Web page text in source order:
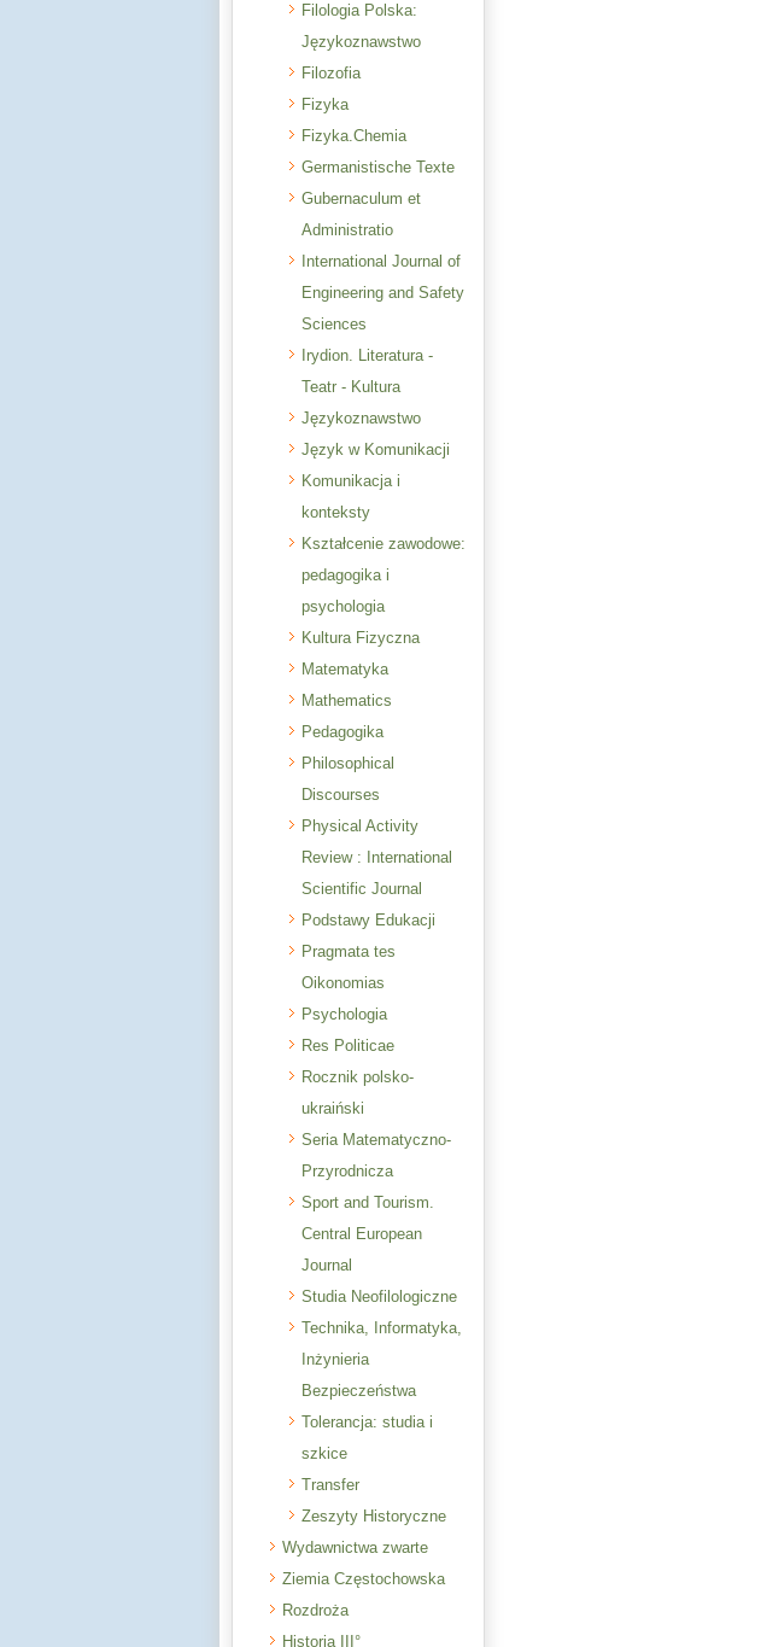
Filologia Polska:
Językoznawstwo
Filozofia
Fizyka
Fizyka.Chemia
Germanistische Texte
Gubernaculum et
Administratio
International Journal of
Engineering and Safety
Sciences
Irydion. Literatura -
Teatr - Kultura
Językoznawstwo
Język w Komunikacji
Komunikacja i
konteksty
Kształcenie zawodowe:
pedagogika i
psychologia
Kultura Fizyczna
Matematyka
Mathematics
Pedagogika
Philosophical
Discourses
Physical Activity
Review : International
Scientific Journal
Podstawy Edukacji
Pragmata tes
Oikonomias
Psychologia
Res Politicae
Rocznik polsko-
ukraiński
Seria Matematyczno-
Przyrodnicza
Sport and Tourism.
Central European
Journal
Studia Neofilologiczne
Technika, Informatyka,
Inżynieria
Bezpieczeństwa
Tolerancja: studia i
szkice
Transfer
Zeszyty Historyczne
Wydawnictwa zwarte
Ziemia Częstochowska
Rozdroża
Historia III°